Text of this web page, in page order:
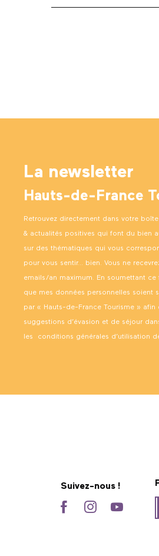
La newsletter
Hauts-de-France
Retrouvez directement dans votre
& actualités positives qui font du bien
sur des thématiques qui vous
pour vous sentir… bien. Vous ne
emails/an maximum. En soumettant ce
que mes données personnelles soient
par « Hauts-de-France Tourisme » afin
suggestions d’évasion et de séjour
les conditions générales d’utilisation
Suivez-nous !